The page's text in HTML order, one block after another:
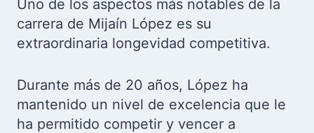
Uno de los aspectos más notables de la
carrera de Mijaín López es su
extraordinaria longevidad competitiva.
Durante más de 20 años, López ha
mantenido un nivel de excelencia que le
ha permitido competir y vencer a